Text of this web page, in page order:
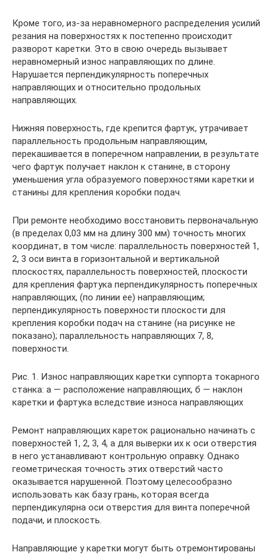
Кроме того, из-за неравномерного распределения усилий
резания на поверхностях к постепенно происходит
разворот каретки. Это в свою очередь вызывает
неравномерный износ направляющих по длине.
Нарушается перпендикулярность поперечных
направляющих и относительно продольных
направляющих.
Нижняя поверхность, где крепится фартук, утрачивает
параллельность продольным направляющим,
перекашивается в поперечном направлении, в результате
чего фартук получает наклон к станине, в сторону
уменьшения угла образуемого поверхностями каретки и
станины для крепления коробки подач.
При ремонте необходимо восстановить первоначальную
(в пределах 0,03 мм на длину 300 мм) точность многих
координат, в том числе: параллельность поверхностей 1,
2, 3 оси винта в горизонтальной и вертикальной
плоскостях, параллельность поверхностей, плоскости
для крепления фартука перпендикулярность поперечных
направляющих, (по линии ее) направляющим;
перпендикулярность поверхности плоскости для
крепления коробки подач на станине (на рисунке не
показано); параллельность направляющих 7, 8,
поверхности.
Рис. 1. Износ направляющих каретки суппорта токарного
станка: а — расположение направляющих, б — наклон
каретки и фартука вследствие износа направляющих
Ремонт направляющих кареток рационально начинать с
поверхностей 1, 2, 3, 4, а для выверки их к оси отверстия
в него устанавливают контрольную оправку. Однако
геометрическая точность этих отверстий часто
оказывается нарушенной. Поэтому целесообразно
использовать как базу грань, которая всегда
перпендикулярна оси отверстия для винта поперечной
подачи, и плоскость.
Направляющие у каретки могут быть отремонтированы